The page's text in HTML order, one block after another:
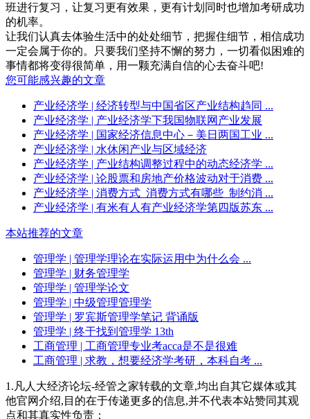
班进行复习，让复习更有效果，更有计划同时也增加考研成功
的机率。
让我们认真去体验生活中的处处细节，把握住细节，相信成功
一定会属于你的。只要我们坚持不懈的努力，一切看似困难的
事情都将变得很简单，用一颗充满自信的心去奋斗吧!
您可能感兴趣的文章
产业经济学 | 经济转型与中国省区产业结构趋同 ...
产业经济学 | 产业经济学下我国物联网产业发展
产业经济学 | 国家经济信息中心－美日两国工业 ...
产业经济学 | 水休闲产业与区域经济
产业经济学 | 产业结构调整过程中的动态经济学 ...
产业经济学 | 论股票和房地产价格波动对于消费 ...
产业经济学 | 消费方式_消费方式有哪些_制约消 ...
产业经济学 | 有米有人有产业经济学第四版苏东 ...
本站推荐的文章
管理学 | 管理学理论在实际运用中为什么会 ...
管理学 | 财务管理学
管理学 | 管理学论文
管理学 | 中级管理管理学
管理学 | 罗宾斯管理学笔记 背诵版
管理学 | 终于找到管理学 13th
工商管理 | 工商管理专业考acca是不是很难
工商管理 | 求教，想要经济学考研，本科自考 ...
1.凡人大经济论坛-经管之家转载的文章,均出自其它媒体或其
他官网介绍,目的在于传递更多的信息,并不代表本站赞同其观
点和其真实性负责；